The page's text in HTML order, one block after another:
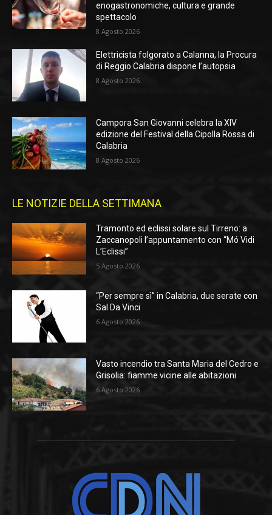
enogastronomiche, cultura e grande
spettacolo
8 Agosto 2026
Elettricista folgorato a Calanna, la Procura
di Reggio Calabria dispone l’autopsia
8 Agosto 2026
Campora San Giovanni celebra la XIV
edizione del Festival della Cipolla Rossa di
Calabria
8 Agosto 2026
LE NOTIZIE DELLA SETTIMANA
Tramonto ed eclissi solare sul Tirreno: a
Zaccanopoli l’appuntamento con “Mó Vidi
L’Eclissi”
5 Agosto 2026
“Per sempre sì” in Calabria, due serate con
Sal Da Vinci
6 Agosto 2026
Vasto incendio tra Santa Maria del Cedro e
Grisolia: fiamme vicine alle abitazioni
6 Agosto 2026